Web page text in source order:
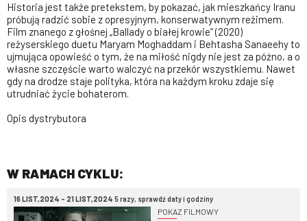
Historia jest także pretekstem, by pokazać, jak mieszkańcy Iranu
próbują radzić sobie z opresyjnym, konserwatywnym reżimem.
Film znanego z głośnej „Ballady o białej krowie” (2020)
reżyserskiego duetu Maryam Moghaddam i Behtasha Sanaeehy to
ujmująca opowieść o tym, że na miłość nigdy nie jest za późno, a o
własne szczęście warto walczyć na przekór wszystkiemu. Nawet
gdy na drodze staje polityka, która na każdym kroku zdaje się
utrudniać życie bohaterom.
Opis dystrybutora
W RAMACH CYKLU:
16 LIST,2024 - 21 LIST,2024 5 razy, sprawdź daty i godziny
POKAZ FILMOWY